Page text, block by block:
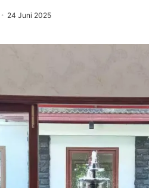
24 Juni 2025